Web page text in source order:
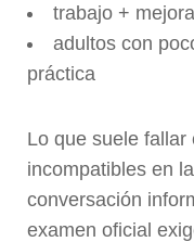
trabajo +
adultos con
práctica
Lo que suele
incompatibles en
conversación
examen oficial